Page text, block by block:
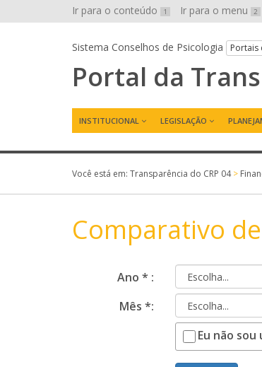
Ir para o conteúdo 1 Ir para o menu 2
Sistema Conselhos de Psicologia Portais
Portal da
INSTITUCIONAL LEGISLAÇÃO
Você está em: Transparência do CRP 04>
Comparativo
Ano * :
Mês *:
Eu não sou